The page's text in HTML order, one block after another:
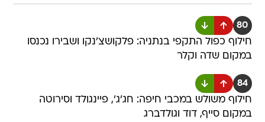
80
חילוף כפול התקפי בנתניה: פלקושצ'נקו ושבירו נכנסו
במקום שדה וקלר
84
חילוף משולש במכבי חיפה: חג'ג', פיינגולד וסירוטה
במקום סייף, דוד וגולדברג